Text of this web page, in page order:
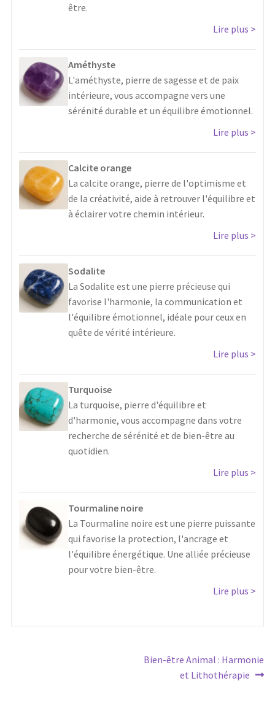
être.
Lire plus
Améthyste
L'améthyste, pierre de sagesse et de paix
intérieure, vous accompagne vers une
sérénité durable et un équilibre émotionnel.
Lire plus
Calcite orange
La calcite orange, pierre de l'optimisme et
de la créativité, aide à retrouver l'équilibre et
à éclairer votre chemin intérieur.
Lire plus
Sodalite
La Sodalite est une pierre précieuse qui
favorise l'harmonie, la communication et
l'équilibre émotionnel, idéale pour ceux en
quête de vérité intérieure.
Lire plus
Turquoise
La turquoise, pierre d'équilibre et
d'harmonie, vous accompagne dans votre
recherche de sérénité et de bien-être au
quotidien.
Lire plus
Tourmaline noire
La Tourmaline noire est une pierre puissante
qui favorise la protection, l'ancrage et
l'équilibre énergétique. Une alliée précieuse
pour votre bien-être.
Lire plus
Article
Bien-être Animal : Harmonie
et Lithothérapie